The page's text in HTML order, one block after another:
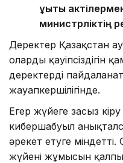
құқықтық
министрліктің
Деректер Қазақстан
олардың қауіпсіздігін
деректерді
жауапкершілігінде.
Егер жүйеге заңсыз
кибершабуыл
әрекет етуге міндетті.
жүйенің жұмысын